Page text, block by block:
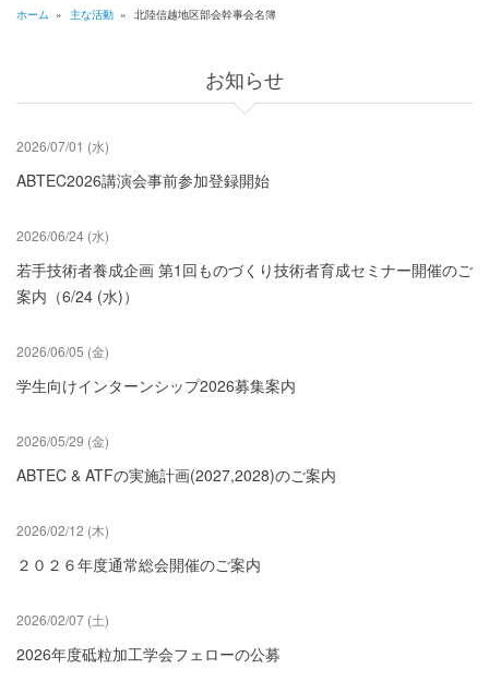
く
ず
ホーム » 主な活動 » 北陸信越地区部会幹事会名簿
お知らせ
2026/07/01 (水)
ABTEC2026講演会事前参加登録開始
2026/06/24 (水)
若手技術者養成企画 第1回ものづくり技術者育成セミナー開催のご
案内（6/24 (水)）
2026/06/05 (金)
学生向けインターンシップ2026募集案内
2026/05/29 (金)
ABTEC & ATFの実施計画(2027,2028)のご案内
2026/02/12 (木)
２０２６年度通常総会開催のご案内
2026/02/07 (土)
2026年度砥粒加工学会フェローの公募